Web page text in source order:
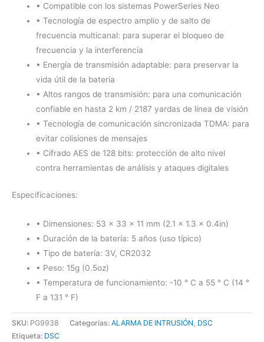
• Compatible con los sistemas PowerSeries Neo
• Tecnología de espectro amplio y de salto de
frecuencia multicanal: para superar el bloqueo de
frecuencia y la interferencia
• Energía de transmisión adaptable: para preservar la
vida útil de la batería
• Altos rangos de transmisión: para una comunicación
confiable en hasta 2 km / 2187 yardas de línea de visión
• Tecnología de comunicación sincronizada TDMA: para
evitar colisiones de mensajes
• Cifrado AES de 128 bits: protección de alto nivel
contra herramientas de análisis y ataques digitales
Especificaciones:
• Dimensiones: 53 x 33 x 11 mm (2.1 x 1.3 x 0.4in)
• Duración de la batería: 5 años (uso típico)
• Tipo de batería: 3V, CR2032
• Peso: 15g (0.5oz)
• Temperatura de funcionamiento: -10 ° C a 55 ° C (14 °
F a 131 ° F)
SKU: PG9938 Categorías: ALARMA DE INTRUSIÓN, DSC
Etiqueta: DSC